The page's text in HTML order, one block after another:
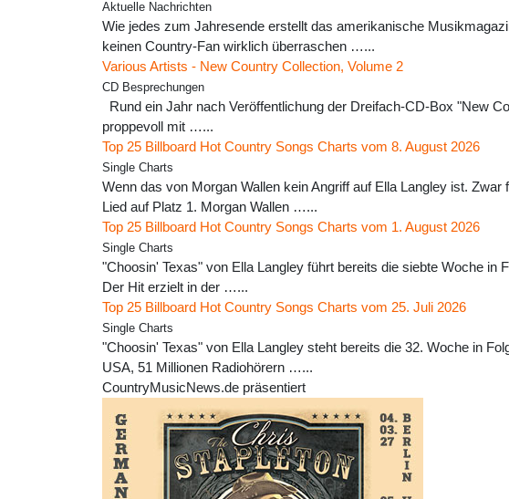
Aktuelle Nachrichten
Wie jedes zum Jahresende erstellt das amerikanische
keinen Country-Fan wirklich überraschen …...
Various Artists - New Country Collection, Volume 2
CD Besprechungen
Rund ein Jahr nach Veröffentlichung der Dreifach-CD-Box "New
proppevoll mit …...
Top 25 Billboard Hot Country Songs Charts vom 8. August 2026
Single Charts
Wenn das von Morgan Wallen kein Angriff auf Ella Langley ist.
Lied auf Platz 1. Morgan Wallen …...
Top 25 Billboard Hot Country Songs Charts vom 1. August 2026
Single Charts
"Choosin' Texas" von Ella Langley führt bereits die siebte Woche in
Der Hit erzielt in der …...
Top 25 Billboard Hot Country Songs Charts vom 25. Juli 2026
Single Charts
"Choosin' Texas" von Ella Langley steht bereits die 32. Woche in
USA, 51 Millionen Radiohörern …...
CountryMusicNews.de präsentiert